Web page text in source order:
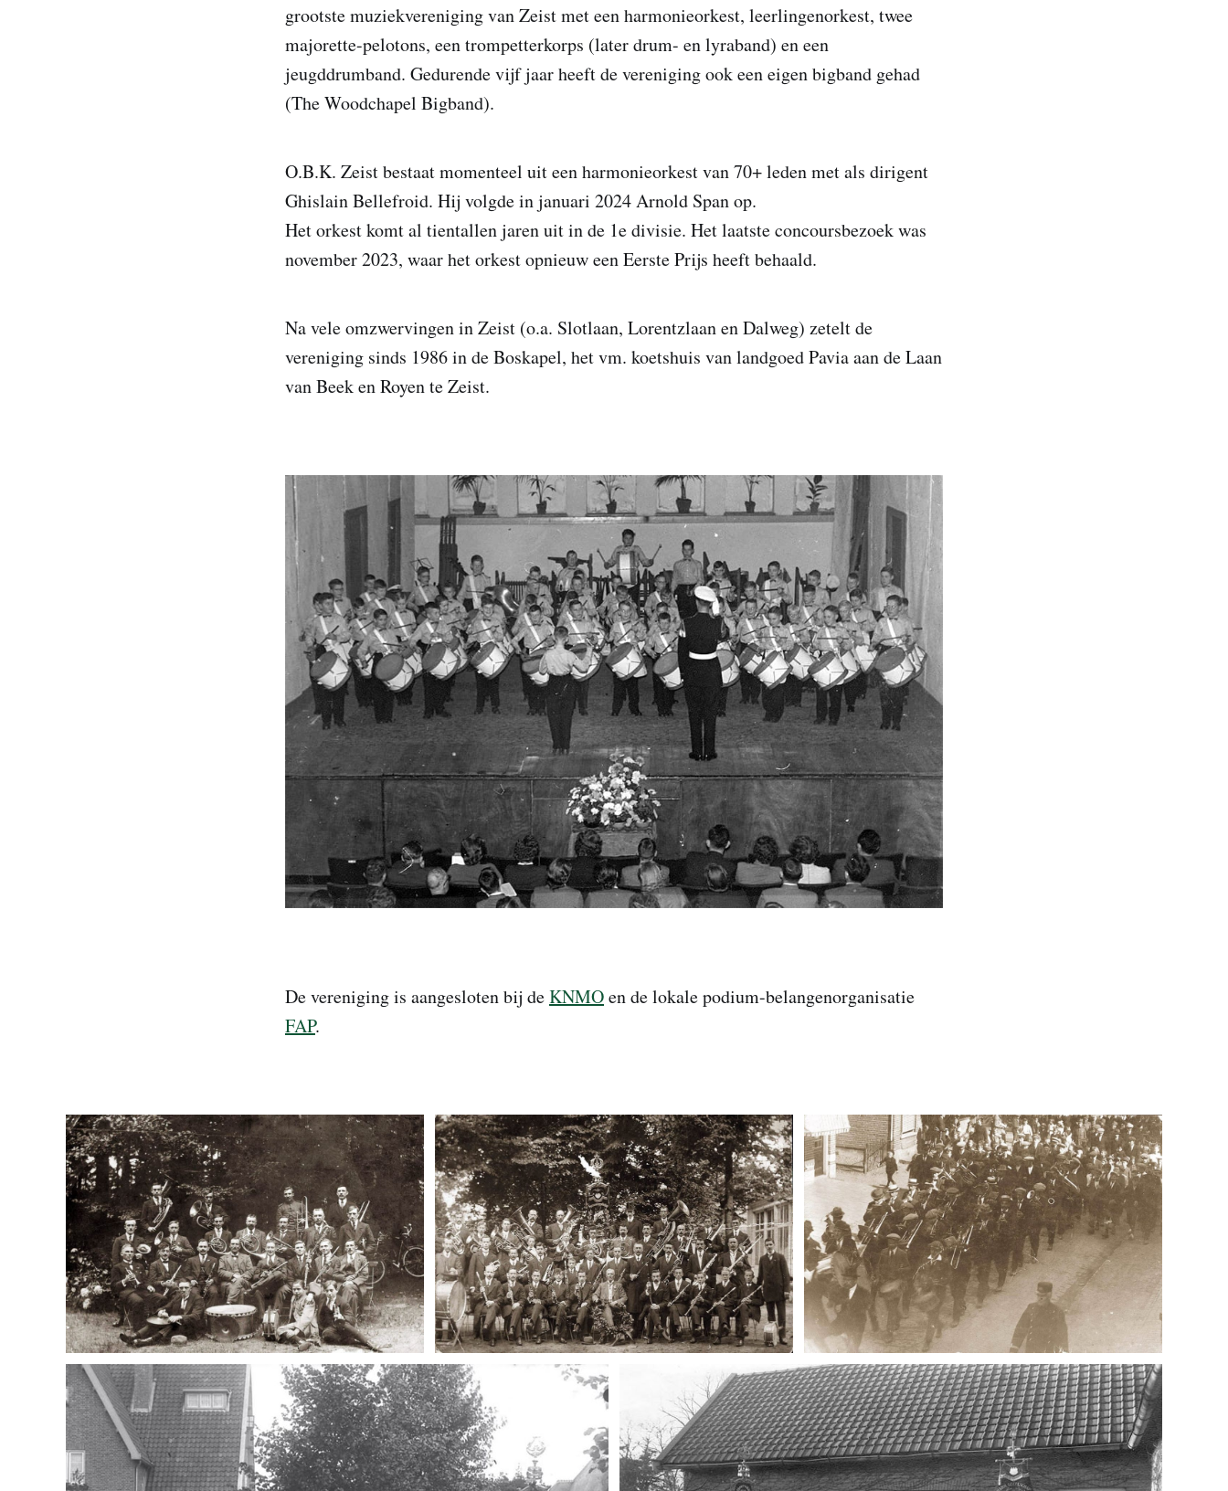
grootste muziekvereniging van Zeist met een harmonieorkest, leerlingenorkest, twee
majorette-pelotons, een trompetterkorps (later drum- en lyraband) en een
jeugddrumband. Gedurende vijf jaar heeft de vereniging ook een eigen bigband gehad
(The Woodchapel Bigband).
O.B.K. Zeist bestaat momenteel uit een harmonieorkest van 70+ leden met als dirigent
Ghislain Bellefroid. Hij volgde in januari 2024 Arnold Span op.
Het orkest komt al tientallen jaren uit in de 1e divisie. Het laatste concoursbezoek was
november 2023, waar het orkest opnieuw een Eerste Prijs heeft behaald.
Na vele omzwervingen in Zeist (o.a. Slotlaan, Lorentzlaan en Dalweg) zetelt de
vereniging sinds 1986 in de Boskapel, het vm. koetshuis van landgoed Pavia aan de Laan
van Beek en Royen te Zeist.
De vereniging is aangesloten bij deKNMOen de lokale podium-belangenorganisatie
FAP.